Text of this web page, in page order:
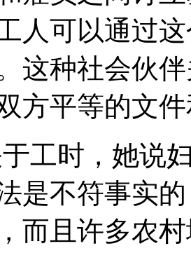
人可以通过
这种社会伙
方平等的文
工时，她说
是不符事实
而且许多农